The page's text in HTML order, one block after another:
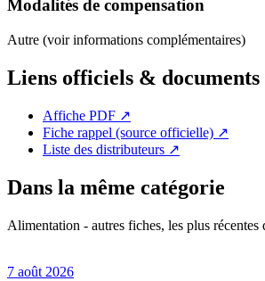
Modalités de compensation
Autre (voir informations complémentaires)
Liens officiels & documents
Affiche PDF ↗
Fiche rappel (source officielle) ↗
Liste des distributeurs ↗
Dans la même catégorie
Alimentation - autres fiches, les plus récentes
7 août 2026